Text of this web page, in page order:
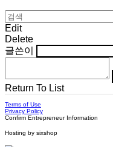
Edit
Delete
글쓴이
Return To List
Terms of Use
Privacy Policy
Confirm Entrepreneur Information
Hosting by sixshop